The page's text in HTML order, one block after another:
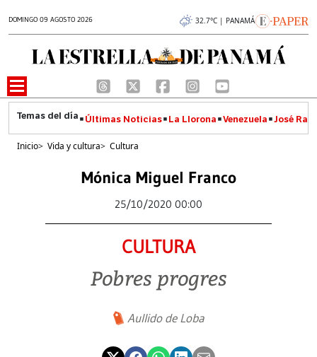
DOMINGO 09 AGOSTO 2026 32.7°C | PANAMÁ
Últimas Noticias La Llorona Venezuela José
Inicio> Vida y cultura> Cultura
Mónica Miguel Franco
25/10/2020 00:00
CULTURA
Pobres progres
Aullido de Loba